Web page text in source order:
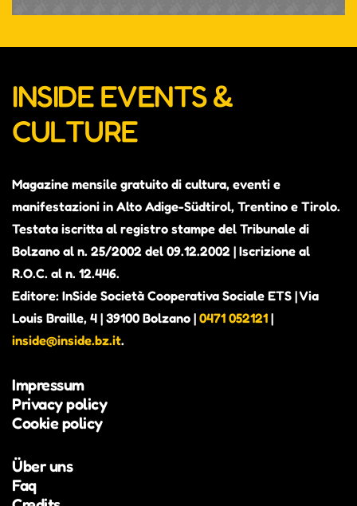
INSIDE EVENTS &
CULTURE
Magazine mensile gratuito di cultura, eventi e
manifestazioni in Alto Adige-Südtirol, Trentino e Tirolo.
Testata iscritta al registro stampe del Tribunale di
Bolzano al n. 25/2002 del 09.12.2002 | Iscrizione al
R.O.C. al n. 12.446.
Editore: InSide Società Cooperativa Sociale ETS | Via
Louis Braille, 4 | 39100 Bolzano | 0471 052121 |
inside@inside.bz.it.
Impressum
Privacy policy
Cookie policy
Über uns
Faq